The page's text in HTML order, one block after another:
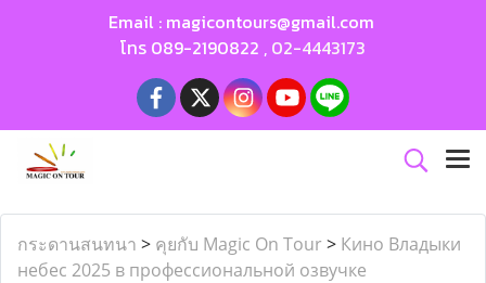
Email : magicontours@gmail.com
โทร 089-2190822 , 02-4443173
กระดานสนทนา > คุยกับ Magic On Tour > Кино Владыки
небес 2025 в профессиональной озвучке